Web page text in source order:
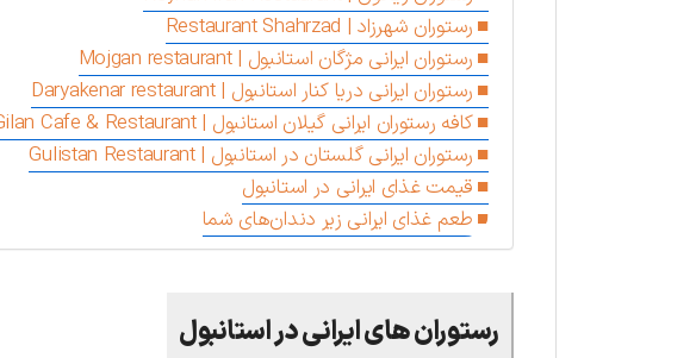
رستوران شهرزاد | Restaurant Shahrzad
رستوران ایرانی مژگان استانبول | Mojgan restaurant
رستوران ایرانی دریا کنار استانبول | Daryakenar restaurant
کافه رستوران ایرانی گیلان استانبول | Gilan Cafe & Restaurant
رستوران ایرانی گلستان در استانبول | Gulistan Restaurant
قیمت غذای ایرانی در استانبول
طعم غذای ایرانی زیر دندان‌های شما
رستوران‌ های ایرانی در استانبول